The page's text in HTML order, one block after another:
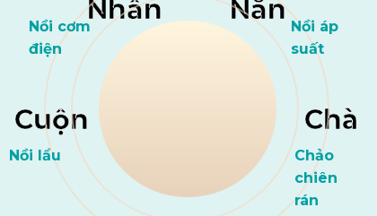
Nhấn
Chà
Cuộn
Nắn
Nồi cơm
điện
Nồi lẩu
Nồi áp
suất
Chảo
chiên
rán